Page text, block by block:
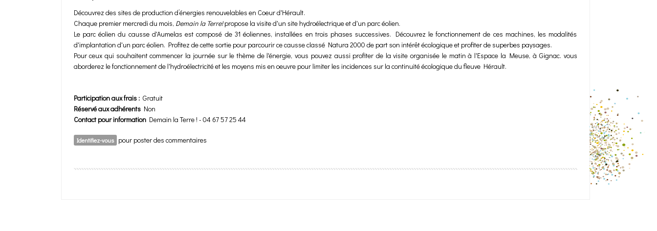
Découvrez des sites de production d’énergies renouvelables en Coeur d'Hérault.
Chaque premier mercredi du mois, Demain la Terre!propose la visite d'un site hydroélectrique et d'un parc éolien.
Le parc éolien du causse d'Aumelas est composé de 31 éoliennes, installées en trois phases successives. Découvrez le fonctionnement de ces machines, les modalités
d'implantation d'un parc éolien. Profitez de cette sortie pour parcourir ce causse classé Natura 2000 de part son intérêt écologique et profiter de superbes paysages.
Pour ceux qui souhaitent commencer la journée sur le thème de l'énergie, vous pouvez aussi profiter de la visite organisée le matin à l'Espace la Meuse, à Gignac. vous
aborderez le fonctionnement de l'hydroélectricité et les moyens mis en oeuvre pour limiter les incidences sur la continuité écologique du fleuve Hérault.
Participation aux frais : Gratuit
Réservé aux adhérents Non
Contact pour information Demain la Terre ! - 04 67 57 25 44
Identifiez-vous pour poster des commentaires